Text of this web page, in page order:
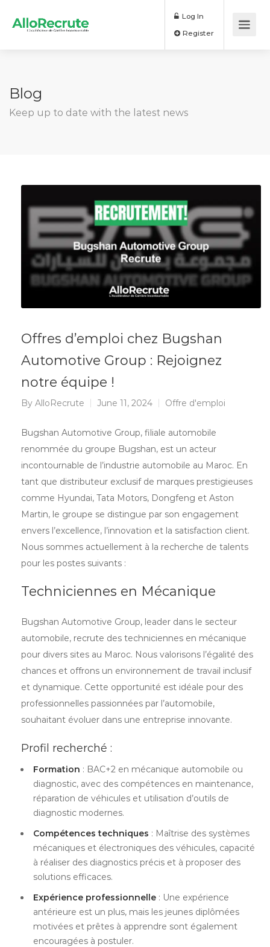
Log In
Blog
Keep up to date with the latest news
Offres d’emploi chez Bugshan
Automotive Group : Rejoignez
notre équipe !
By AlloRecrute June 11, 2024 Offre d'emploi
Bugshan Automotive Group, filiale automobile
renommée du groupe Bugshan, est un acteur
incontournable de l’industrie automobile au Maroc. En
tant que distributeur exclusif de marques prestigieuses
comme Hyundai, Tata Motors, Dongfeng et Aston
Martin, le groupe se distingue par son engagement
envers l’excellence, l’innovation et la satisfaction client.
Nous sommes actuellement à la recherche de talents
pour les postes suivants :
Techniciennes en Mécanique
Bugshan Automotive Group, leader dans le secteur
automobile, recrute des techniciennes en mécanique
pour divers sites au Maroc. Nous valorisons l’égalité des
chances et offrons un environnement de travail inclusif
et dynamique. Cette opportunité est idéale pour des
professionnelles passionnées par l’automobile,
souhaitant évoluer dans une entreprise innovante.
Profil recherché :
Formation : BAC+2 en mécanique automobile ou
diagnostic, avec des compétences en maintenance,
réparation de véhicules et utilisation d’outils de
diagnostic modernes.
Compétences techniques : Maîtrise des systèmes
mécaniques et électroniques des véhicules, capacité
à réaliser des diagnostics précis et à proposer des
solutions efficaces.
Expérience professionnelle : Une expérience
antérieure est un plus, mais les jeunes diplômées
motivées et prêtes à apprendre sont également
encouragées à postuler.